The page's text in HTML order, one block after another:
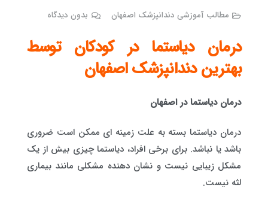
مطالب آموزشی دندانپزشک اصفهان بدون دیدگاه
درمان دیاستما در کودکان توسط
بهترین دندانپزشک اصفهان
درمان دیاستما در اصفهان
درمان دیاستما بسته به علت زمینه ای ممکن است ضروری
باشد یا نباشد. برای برخی افراد، دیاستما چیزی بیش از یک
مشکل زیبایی نیست و نشان دهنده مشکلی مانند بیماری
لثه نیست.